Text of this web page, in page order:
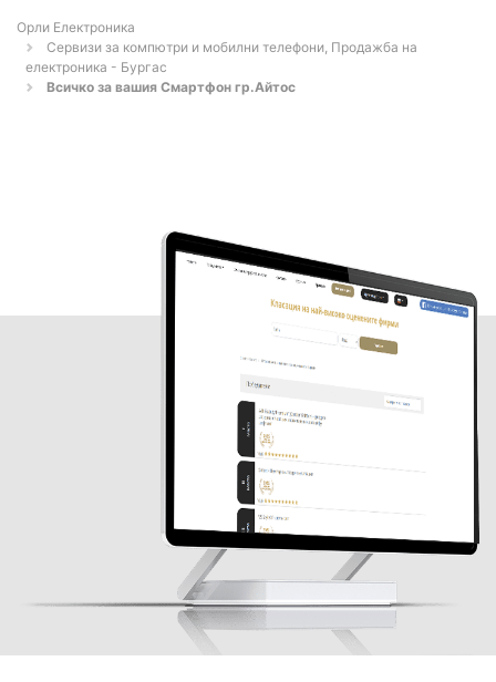
Орли Електроника
Сервизи за компютри и мобилни телефони, Продажба на
електроника - Бургас
Всичко за вашия Смартфон гр.Айтос